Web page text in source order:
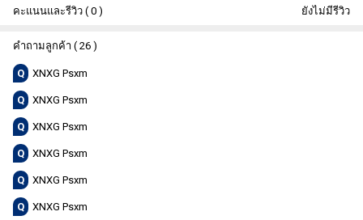
คะแนนและรีวิว ( 0 ) ยังไม่มีรีวิว
คำถามลูกค้า ( 26 )
Q XNXG Psxm
Q XNXG Psxm
Q XNXG Psxm
Q XNXG Psxm
Q XNXG Psxm
Q XNXG Psxm